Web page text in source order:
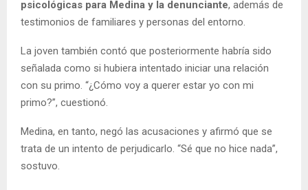
psicológicas para Medina y la denunciante, además de
testimonios de familiares y personas del entorno.
La joven también contó que posteriormente habría sido
señalada como si hubiera intentado iniciar una relación
con su primo. “¿Cómo voy a querer estar yo con mi
primo?”, cuestionó.
Medina, en tanto, negó las acusaciones y afirmó que se
trata de un intento de perjudicarlo. “Sé que no hice nada”,
sostuvo.